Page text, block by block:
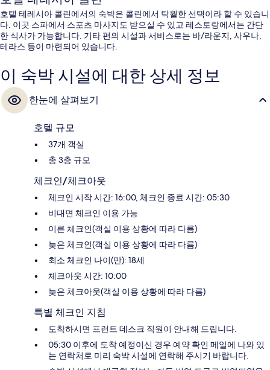
호텔 테레시아 콜린에서의 숙박은 콜린에서 탁월한 선택이라 할 수 있습니
다. 이곳 스파에서 스포츠 마사지도 받으실 수 있고 레스토랑에서는 간단
한 식사가 가능합니다. 기타 편의 시설과 서비스로는 바/라운지, 사우나,
테라스 등이 마련되어 있습니다.
이 숙박 시설에 대한 상세 정보
한눈에 살펴보기
호텔 규모
37개 객실
총 3층 규모
체크인/체크아웃
체크인 시작 시간: 16:00, 체크인 종료 시간: 05:30
비대면 체크인 이용 가능
이른 체크인(객실 이용 상황에 따라 다름)
늦은 체크인(객실 이용 상황에 따라 다름)
최소 체크인 나이(만): 18세
체크아웃 시간: 10:00
늦은 체크아웃(객실 이용 상황에 따라 다름)
특별 체크인 지침
도착하시면 프런트 데스크 직원이 안내해 드립니다.
05:30 이후에 도착 예정이신 경우 예약 확인 메일에 나와 있
는 연락처로 미리 숙박 시설에 연락해 주시기 바랍니다.